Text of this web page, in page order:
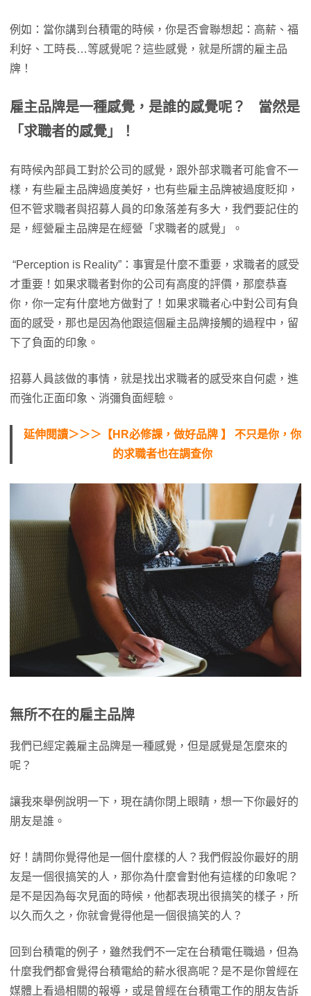
例如：當你講到台積電的時候，你是否會聯想起：高薪、福
利好、工時長…等感覺呢？這些感覺，就是所謂的雇主品
牌！
雇主品牌是一種感覺，是誰的感覺呢？ 當然是
「求職者的感覺」！
有時候內部員工對於公司的感覺，跟外部求職者可能會不一
樣，有些雇主品牌過度美好，也有些雇主品牌被過度貶抑，
但不管求職者與招募人員的印象落差有多大，我們要記住的
是，經營雇主品牌是在經營「求職者的感覺」。
“Perception is Reality”：事實是什麼不重要，求職者的感受
才重要！如果求職者對你的公司有高度的評價，那麼恭喜
你，你一定有什麼地方做對了！如果求職者心中對公司有負
面的感受，那也是因為他跟這個雇主品牌接觸的過程中，留
下了負面的印象。
招募人員該做的事情，就是找出求職者的感受來自何處，進
而強化正面印象、消彌負面經驗。
延伸閱讀＞＞＞【HR必修課，做好品牌 】 不只是你，你
的求職者也在調查你
無所不在的雇主品牌
我們已經定義雇主品牌是一種感覺，但是感覺是怎麼來的
呢？
讓我來舉例說明一下，現在請你閉上眼睛，想一下你最好的
朋友是誰。
好！請問你覺得他是一個什麼樣的人？我們假設你最好的朋
友是一個很搞笑的人，那你為什麼會對他有這樣的印象呢？
是不是因為每次見面的時候，他都表現出很搞笑的樣子，所
以久而久之，你就會覺得他是一個很搞笑的人？
回到台積電的例子，雖然我們不一定在台積電任職過，但為
什麼我們都會覺得台積電給的薪水很高呢？是不是你曾經在
媒體上看過相關的報導，或是曾經在台積電工作的朋友告訴